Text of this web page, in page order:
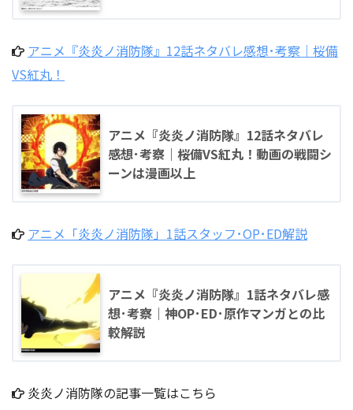
アニメ『炎炎ノ消防隊』12話ネタバレ感想･考察｜桜備
VS紅丸！
アニメ『炎炎ノ消防隊』12話ネタバレ
感想･考察｜桜備VS紅丸！動画の戦闘シ
ーンは漫画以上
アニメ「炎炎ノ消防隊」1話スタッフ･OP･ED解説
アニメ『炎炎ノ消防隊』1話ネタバレ感
想･考察｜神OP･ED･原作マンガとの比
較解説
炎炎ノ消防隊の記事一覧はこちら